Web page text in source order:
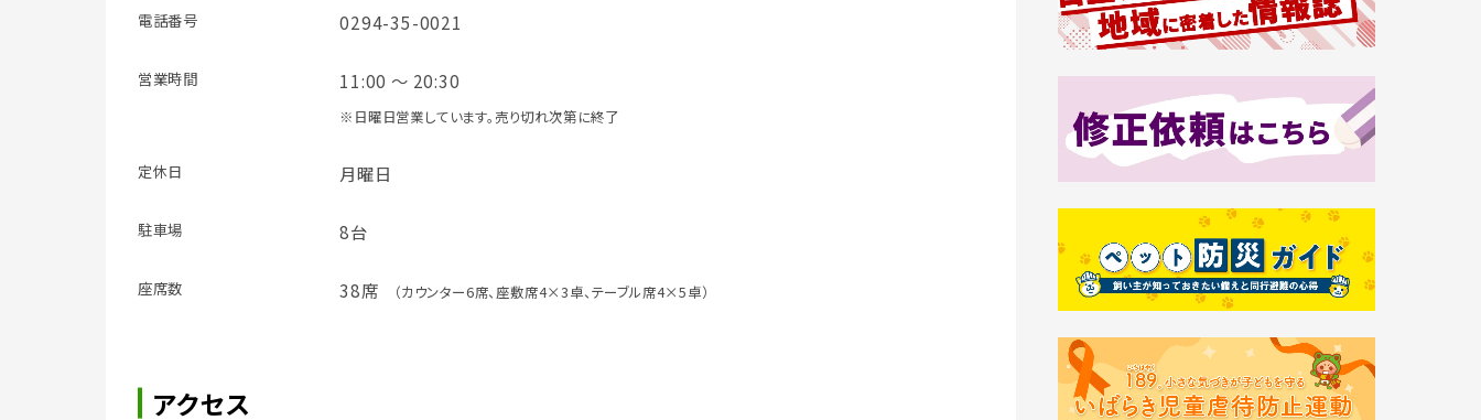
電話番号 0294-35-0021
営業時間 11:00 ～ 20:30
※日曜日営業しています。売り切れ次第に終了
定休日 月曜日
駐車場 8台
座席数 38席 （カウンター6席、座敷席4×3卓、テーブル席4×5卓）
アクセス